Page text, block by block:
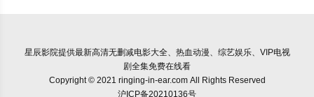
星辰影院提供最新高清无删减电影大全、热血动漫、综艺娱乐、VIP电视
剧全集免费在线看
Copyright © 2021 ringing-in-ear.com All Rights Reserved
沪ICP备20210136号